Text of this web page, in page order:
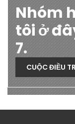
Nhóm
tôi ở
7.
CUỘC ĐIỀU